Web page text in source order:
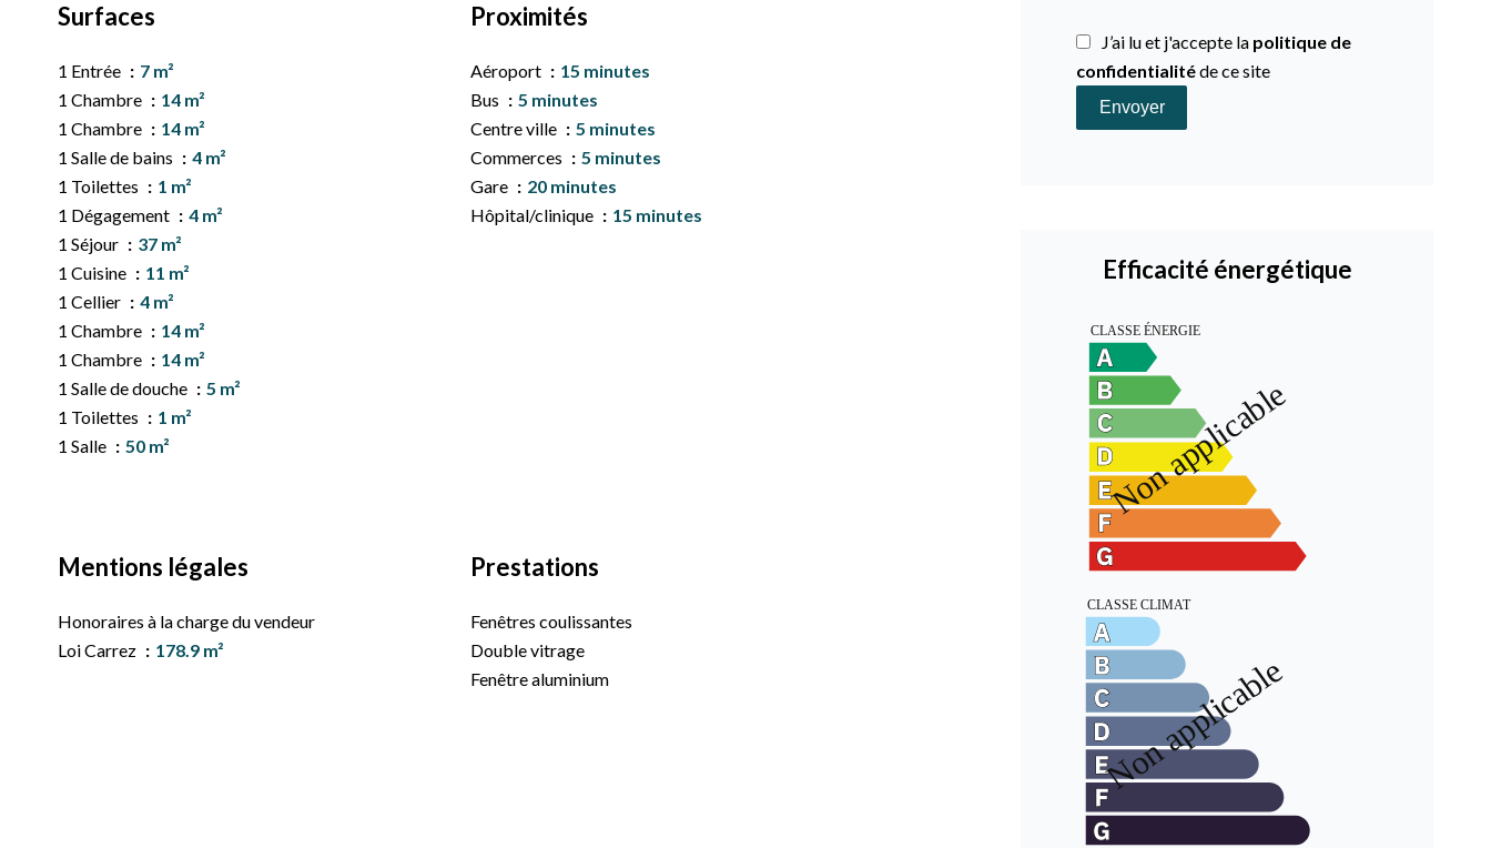
Surfaces
1 Entrée
7 m²
1 Chambre
14 m²
1 Chambre
14 m²
1 Salle de bains
4 m²
1 Toilettes
1 m²
1 Dégagement
4 m²
1 Séjour
37 m²
1 Cuisine
11 m²
1 Cellier
4 m²
1 Chambre
14 m²
1 Chambre
14 m²
1 Salle de douche
5 m²
1 Toilettes
1 m²
1 Salle
50 m²
Proximités
Aéroport
15 minutes
Bus
5 minutes
Centre ville
5 minutes
Commerces
5 minutes
Gare
20 minutes
Hôpital/clinique
15 minutes
Mentions légales
Honoraires à la charge du vendeur
Loi Carrez
178.9 m²
Prestations
Fenêtres coulissantes
Double vitrage
Fenêtre aluminium
J’ai lu et j'accepte la politique de
confidentialitéde ce site
Envoyer
Efficacité énergétique